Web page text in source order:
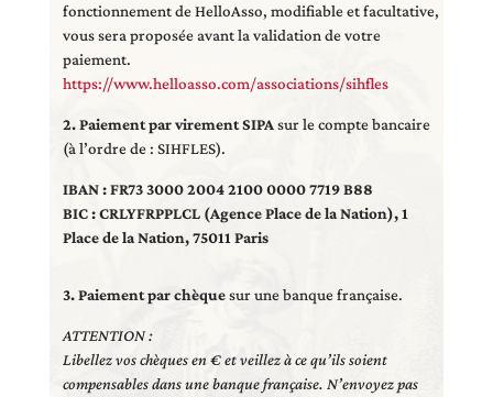
fonctionnement de HelloAsso, modifiable et facultative,
vous sera proposée avant la validation de votre
paiement.
https://www.helloasso.com/associations/sihfles
2. Paiement par virement SIPA sur le compte bancaire
(à l’ordre de : SIHFLES).
IBAN : FR73 3000 2004 2100 0000 7719 B88
BIC : CRLYFRPPLCL (Agence Place de la Nation), 1
Place de la Nation, 75011 Paris
3. Paiement par chèquesur une banque française.
ATTENTION :
Libellez vos chèques en € et veillez à ce qu’ils soient
compensables dans une banque française. N’envoyez pas